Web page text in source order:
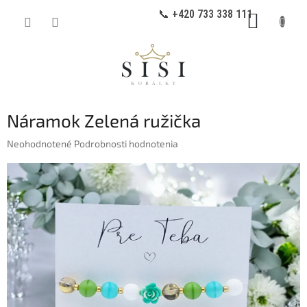
📞 +420 733 338 111
Náramok Zelená ružička
Priemerné
produktu
je
0,0
z
5
hviezdičiek.
Neohodnotené Podrobnosti hodnotenia